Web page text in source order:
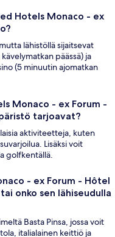
Hotels Monaco - ex
lähistöllä sijaitsevat
päässä) ja
(5 minuutin ajomatkan
Monaco - ex Forum -
tarjoavat?
aktiviteetteja, kuten
Lisäksi voit
golfkentällä.
- ex Forum - Hôtel
onko sen lähiseudulla
Basta Pinsa, jossa voit
italialainen keittiö ja